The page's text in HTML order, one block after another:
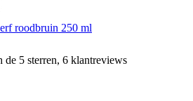
roodbruin 250 ml
de 5 sterren, 6 klantreviews